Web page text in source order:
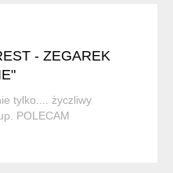
- ZEGAREK
tylko.... życzliwy
POLECAM